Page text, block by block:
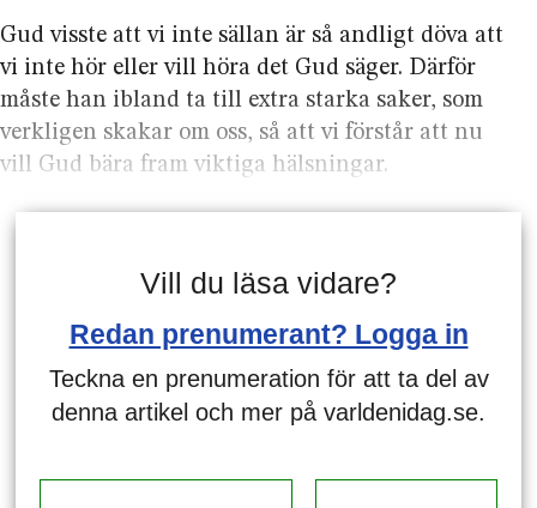
Gud visste att vi inte sällan är så andligt döva att
vi inte hör eller vill höra det Gud säger. Därför
måste han ibland ta till extra starka saker, som
verkligen skakar om oss, så att vi förstår att nu
vill Gud bära fram viktiga hälsningar.
Vill du läsa vidare?
Redan prenumerant? Logga in
Teckna en prenumeration för att ta del av
denna artikel och mer på varldenidag.se.